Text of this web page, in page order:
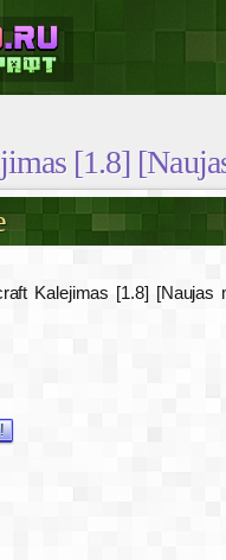
[1.8]
Kalejimas [1.8] [Naujas